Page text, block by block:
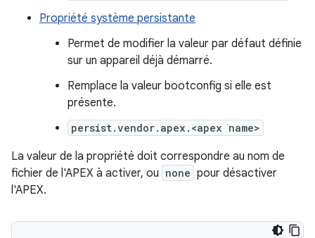
Propriété système persistante
Permet de modifier la valeur par défaut définie
sur un appareil déjà démarré.
Remplace la valeur bootconfig si elle est
présente.
persist.vendor.apex.<apex name>
La valeur de la propriété doit correspondre au nom de
fichier de l'APEX à activer, ou none pour désactiver
l'APEX.